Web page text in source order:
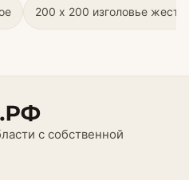
200 х 200 изголовье
с собственной